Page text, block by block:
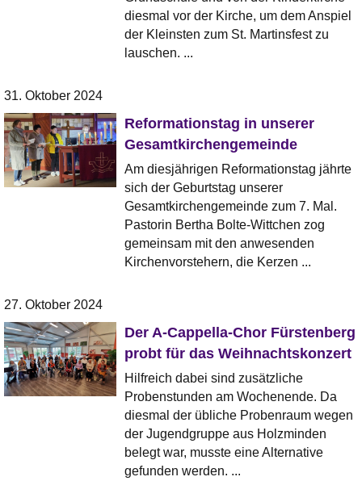
diesmal vor der Kirche, um dem Anspiel
der Kleinsten zum St. Martinsfest zu
lauschen. ...
31. Oktober 2024
Reformationstag in unserer
Gesamtkirchengemeinde
Am diesjährigen Reformationstag jährte
sich der Geburtstag unserer
Gesamtkirchengemeinde zum 7. Mal.
Pastorin Bertha Bolte-Wittchen zog
gemeinsam mit den anwesenden
Kirchenvorstehern, die Kerzen ...
27. Oktober 2024
Der A-Cappella-Chor Fürstenberg
probt für das Weihnachtskonzert
Hilfreich dabei sind zusätzliche
Probenstunden am Wochenende. Da
diesmal der übliche Probenraum wegen
der Jugendgruppe aus Holzminden
belegt war, musste eine Alternative
gefunden werden. ...